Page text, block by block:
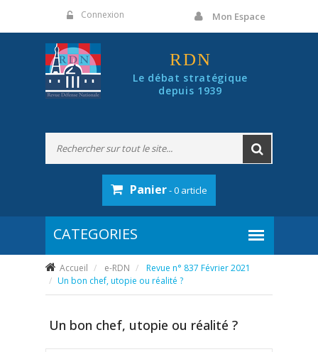
Connexion Mon Espace
RDN
Le débat stratégique
depuis 1939
Panier- 0 article
Accueil e-RDN
Revue n° 837 Février 2021
Un bon chef, utopie ou réalité ?
Un bon chef, utopie ou réalité ?